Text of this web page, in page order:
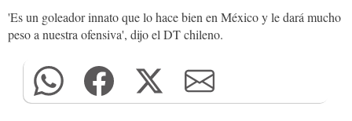
'Es un goleador innato que lo hace bien en México y le dará mucho
peso a nuestra ofensiva', dijo el DT chileno.